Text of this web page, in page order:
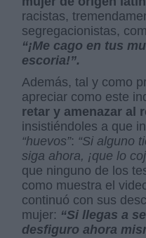
racistas,
segregacionistas,
“¡Me cago en tus
escoria!”.
Además, tal y como
apreciar como este
retar y amenazar al
insistiéndoles a que
“huevos”: “Si alguno
siga ahora, ¡que lo
que ninguno de los
como muestra el
continuó con sus
mujer: “Si llegas a
desfiguro ahora